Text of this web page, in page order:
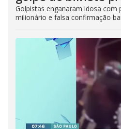
Golpistas enganaram idosa com
milionário e falsa confirmação